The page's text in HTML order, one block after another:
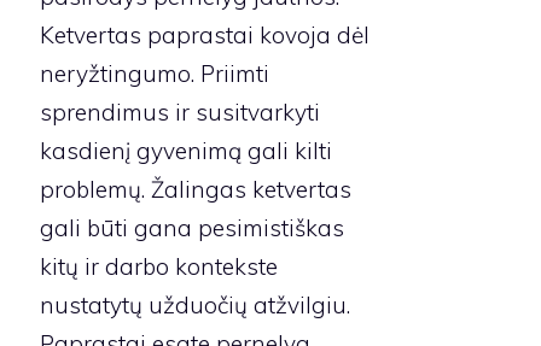
Ketvertas paprastai kovoja dėl
neryžtingumo. Priimti
sprendimus ir susitvarkyti
kasdienį gyvenimą gali kilti
problemų. Žalingas ketvertas
gali būti gana pesimistiškas
kitų ir darbo kontekste
nustatytų užduočių atžvilgiu.